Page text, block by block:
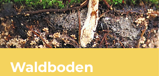
Waldboden